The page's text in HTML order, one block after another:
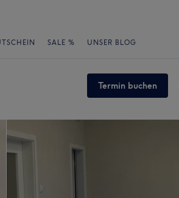
SALE % UNSER BLOG
Termin buchen